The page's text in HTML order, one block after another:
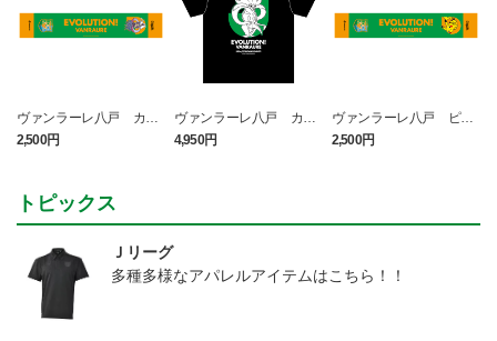
ヴァンラーレ八戸 カラ
マネロ タオルマフラー
2,500円
ヴァンラーレ八戸 カラ
マネロ Tシャツ BLACK
4,950円
ヴァンラーレ八戸 ピカ
チュウ タオルマフラー
2,500円
トピックス
Ｊリーグ
多種多様なアパレルアイテムはこちら！！